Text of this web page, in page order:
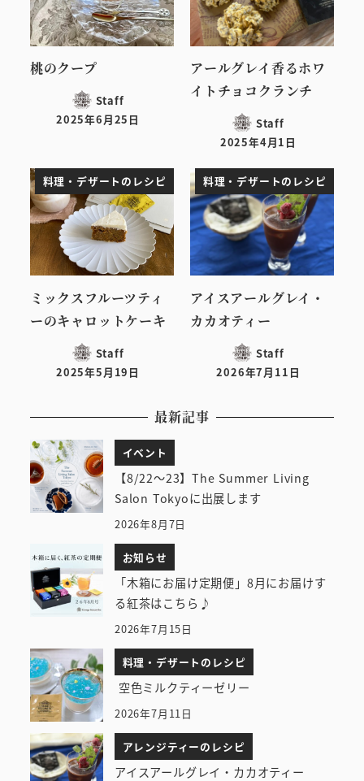
桃のクープ
Staff
投稿日
2025年6月25日
アールグレイ香るホワ
イトチョコクランチ
Staff
投稿日
2025年4月1日
料理・デザートのレシピ
ミックスフルーツティ
ーのキャロットケーキ
Staff
投稿日
2025年5月19日
料理・デザートのレシピ
アイスアールグレイ・
カカオティー
Staff
投稿日
2026年7月11日
最新記事
イベント
【8/22～23】The Summer Living
Salon Tokyoに出展します
2026年8月7日
お知らせ
「木箱にお届け定期便」8月にお届けす
る紅茶はこちら♪
2026年7月15日
料理・デザートのレシピ
空色ミルクティーゼリー
2026年7月11日
アレンジティーのレシピ
アイスアールグレイ・カカオティー